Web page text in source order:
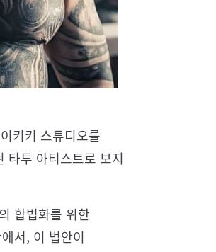
키키 스튜디오를
타투 아티스트로 보지
합법화를 위한
서, 이 법안이